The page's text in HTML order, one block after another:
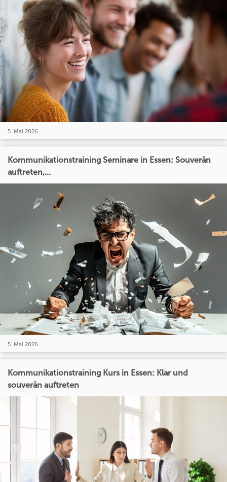
5. Mai 2026
Kommunikationstraining Seminare in Essen: Souverän
auftreten,...
5. Mai 2026
Kommunikationstraining Kurs in Essen: Klar und
souverän auftreten